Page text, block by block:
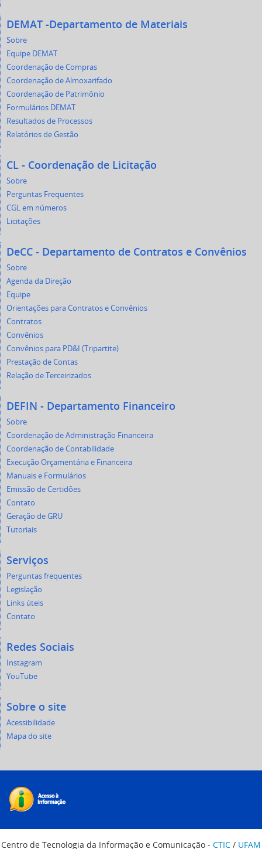
DEMAT -Departamento de Materiais
Sobre
Equipe DEMAT
Coordenação de Compras
Coordenação de Almoxarifado
Coordenação de Patrimônio
Formulários DEMAT
Resultados de Processos
Relatórios de Gestão
CL - Coordenação de Licitação
Sobre
Perguntas Frequentes
CGL em números
Licitações
DeCC - Departamento de Contratos e Convênios
Sobre
Agenda da Direção
Equipe
Orientações para Contratos e Convênios
Contratos
Convênios
Convênios para PD&I (Tripartite)
Prestação de Contas
Relação de Terceirizados
DEFIN - Departamento Financeiro
Sobre
Coordenação de Administração Financeira
Coordenação de Contabilidade
Execução Orçamentária e Financeira
Manuais e Formulários
Emissão de Certidões
Contato
Geração de GRU
Tutoriais
Serviços
Perguntas frequentes
Legislação
Links úteis
Contato
Redes Sociais
Instagram
YouTube
Sobre o site
Acessibilidade
Mapa do site
Centro de Tecnologia da Informação e Comunicação - CTIC / UFAM